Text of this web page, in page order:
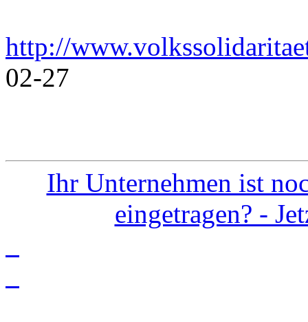
http://
02-27
Ihr Unternehmen ist
eingetragen? -